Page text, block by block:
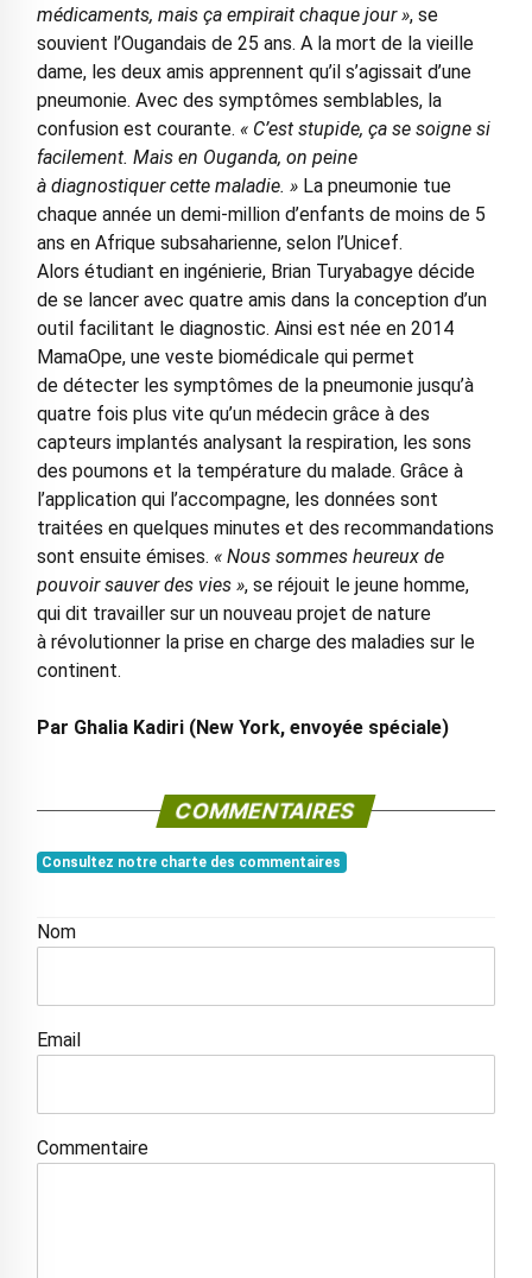
médicaments, mais ça empirait chaque jour », se
souvient l’Ougandais de 25 ans. A la mort de la vieille
dame, les deux amis apprennent qu’il s’agissait d’une
pneumonie. Avec des symptômes semblables, la
confusion est courante. « C’est stupide, ça se soigne si
facilement. Mais en Ouganda, on peine
à diagnostiquer cette maladie. »La pneumonie tue
chaque année un demi-million d’enfants de moins de 5
ans en Afrique subsaharienne, selon l’Unicef.
Alors étudiant en ingénierie, Brian Turyabagye décide
de se lancer avec quatre amis dans la conception d’un
outil facilitant le diagnostic. Ainsi est née en 2014
MamaOpe, une veste biomédicale qui permet
de détecter les symptômes de la pneumonie jusqu’à
quatre fois plus vite qu’un médecin grâce à des
capteurs implantés analysant la respiration, les sons
des poumons et la température du malade. Grâce à
l’application qui l’accompagne, les données sont
traitées en quelques minutes et des recommandations
sont ensuite émises. « Nous sommes heureux de
pouvoir sauver des vies », se réjouit le jeune homme,
qui dit travailler sur un nouveau projet de nature
à révolutionner la prise en charge des maladies sur le
continent.
Par Ghalia Kadiri (New York, envoyée spéciale)
COMMENTAIRES
Consultez notre charte des commentaires
Nom
Email
Commentaire